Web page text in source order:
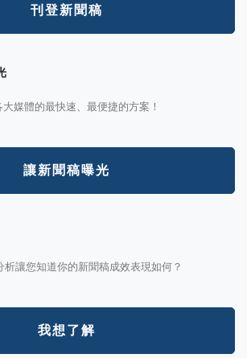
刊登新聞稿
媒體的最快速、最便捷的方案！
讓新聞稿曝光
讓您知道你的新聞稿成效表現如何？
我想了解